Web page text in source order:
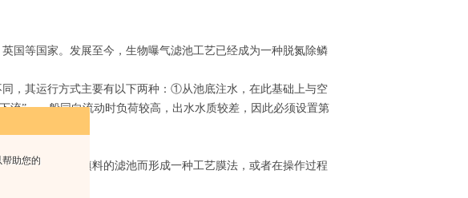
助您的
国等国家。发展至今，生物曝气滤池工艺已经成为一种脱氮除鳞
，其运行方式主要有以下两种：①从池底注水，在此基础上与空
”。一般同向流动时负荷较高，出水水质较差，因此必须设置第
工艺可以运用填料的滤池而形成一种工艺膜法，或者在操作过程